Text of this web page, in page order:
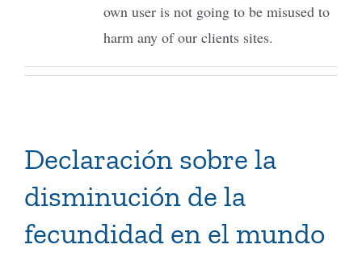
own user is not going to be misused to
harm any of our clients sites.
Declaración sobre la
disminución de la
fecundidad en el mundo